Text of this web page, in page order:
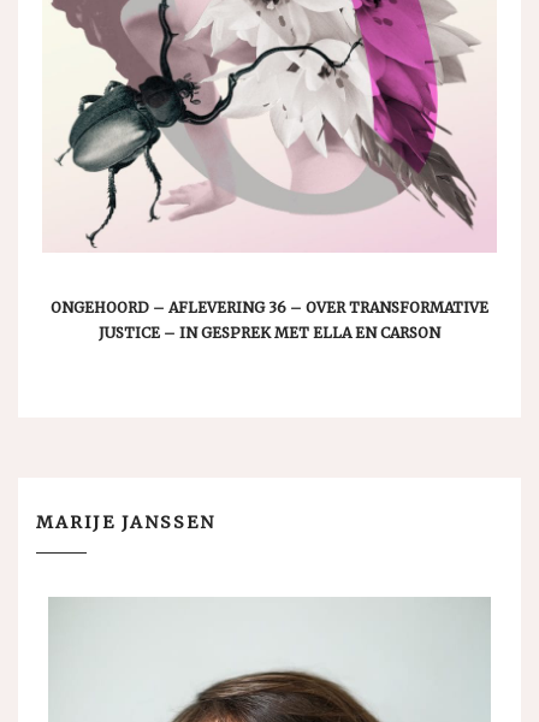
ONGEHOORD – AFLEVERING 36 – OVER TRANSFORMATIVE
JUSTICE – IN GESPREK MET ELLA EN CARSON
MARIJE JANSSEN